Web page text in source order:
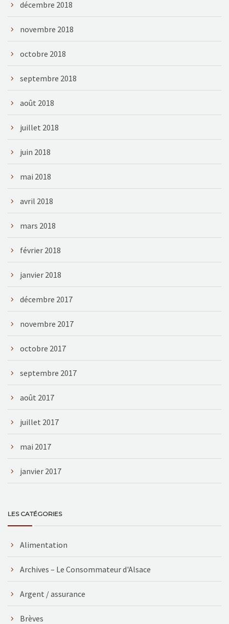
décembre 2018
novembre 2018
octobre 2018
septembre 2018
août 2018
juillet 2018
juin 2018
mai 2018
avril 2018
mars 2018
février 2018
janvier 2018
décembre 2017
novembre 2017
octobre 2017
septembre 2017
août 2017
juillet 2017
mai 2017
janvier 2017
LES CATÉGORIES
Alimentation
Archives – Le Consommateur d'Alsace
Argent / assurance
Brèves